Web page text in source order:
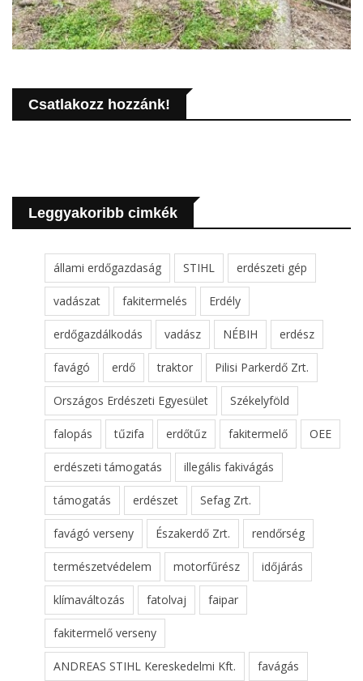
Csatlakozz hozzánk!
Leggyakoribb cimkék
állami erdőgazdaság STIHL erdészeti gép
vadászat fakitermelés Erdély
erdőgazdálkodás vadász NÉBIH erdész
favágó erdő traktor Pilisi Parkerdő Zrt.
Országos Erdészeti Egyesület Székelyföld
falopás tűzifa erdőtűz fakitermelő OEE
erdészeti támogatás illegális fakivágás
támogatás erdészet Sefag Zrt.
favágó verseny Északerdő Zrt. rendőrség
természetvédelem motorfűrész időjárás
klímaváltozás fatolvaj faipar
fakitermelő verseny
ANDREAS STIHL Kereskedelmi Kft. favágás